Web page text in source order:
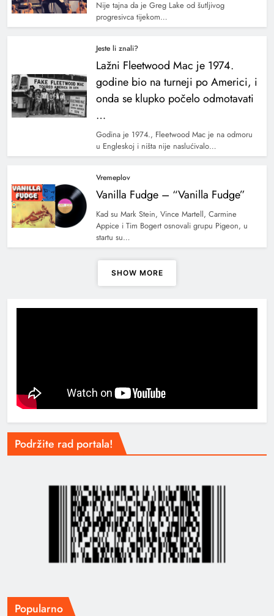
Nije tajna da je Greg Lake od šutljivog
progresivca tijekom…
Jeste li znali?
Lažni Fleetwood Mac je 1974.
godine bio na turneji po Americi, i
onda se klupko počelo odmotavati
…
Godina je 1974., Fleetwood Mac je na odmoru
u Engleskoj i ništa nije naslućivalo…
Vremeplov
Vanilla Fudge – “Vanilla Fudge”
Kad su Mark Stein, Vince Martell, Carmine
Appice i Tim Bogert osnovali grupu Pigeon, u
startu su…
SHOW MORE
Podržite rad portala!
Popularno